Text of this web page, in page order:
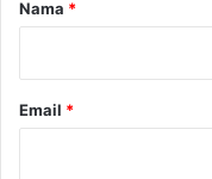
a
a
Nama *
Email *